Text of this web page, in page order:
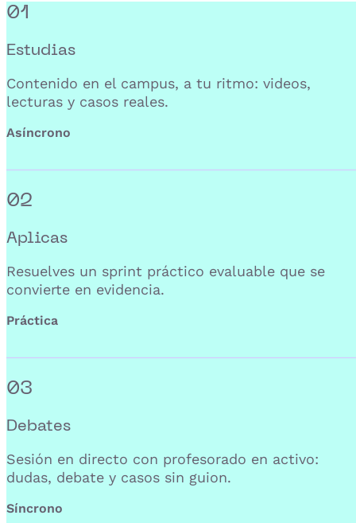
01
Estudias
Contenido en el campus, a tu ritmo: videos,
lecturas y casos reales.
Asíncrono
02
Aplicas
Resuelves un sprint práctico evaluable que se
convierte en evidencia.
Práctica
03
Debates
Sesión en directo con profesorado en activo:
dudas, debate y casos sin guion.
Síncrono